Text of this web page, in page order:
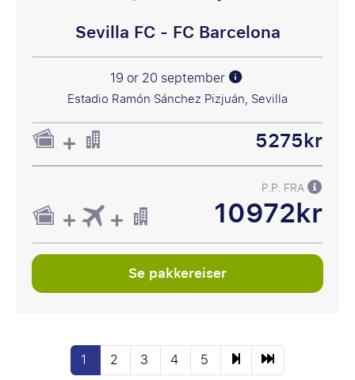
Sevilla FC - FC Barcelona
19 or 20 september
Estadio Ramón Sánchez Pizjuán, Sevilla
5275kr
P.P. FRA
10972kr
Se pakkereiser
1 2 3 4 5